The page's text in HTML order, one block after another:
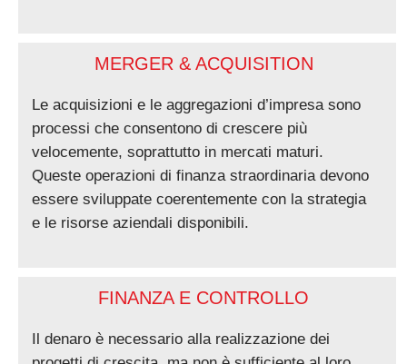
MERGER & ACQUISITION
Le acquisizioni e le aggregazioni d’impresa sono
processi che consentono di crescere più
velocemente, soprattutto in mercati maturi.
Queste operazioni di finanza straordinaria devono
essere sviluppate coerentemente con la strategia
e le risorse aziendali disponibili.
FINANZA E CONTROLLO
Il denaro è necessario alla realizzazione dei